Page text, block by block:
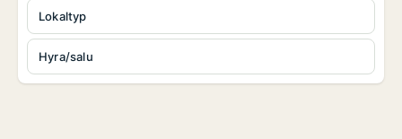
Lokaltyp
Hyra/salu